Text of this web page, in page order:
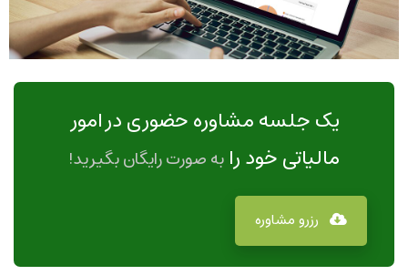
یک جلسه مشاوره حضوری در امور
مالیاتی خود را به صورت رایگان بگیرید!
رزرو مشاوره